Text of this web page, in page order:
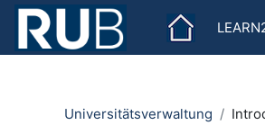
Vai al contenuto principale
Universitätsverwaltung